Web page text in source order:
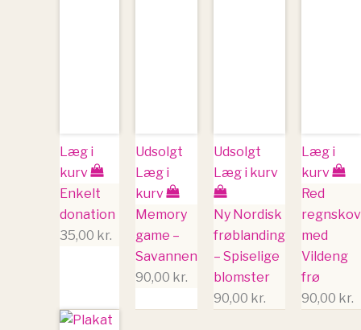
Læg i
kurv
Enkelt
donation
35,00 kr.
Udsolgt
Læg i
kurv
Memory
game –
Savannen
90,00 kr.
Udsolgt
Læg i kurv
Ny Nordisk
frøblanding
– Spiselige
blomster
90,00 kr.
Læg i
kurv
Red
regnskov
med
Vildeng
frø
90,00 kr.